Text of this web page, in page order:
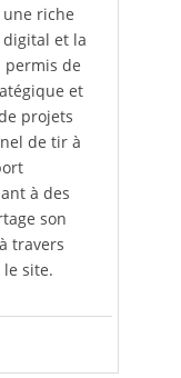
une riche
et la
permis de
et
projets
de tir à
à des
son
travers
site.